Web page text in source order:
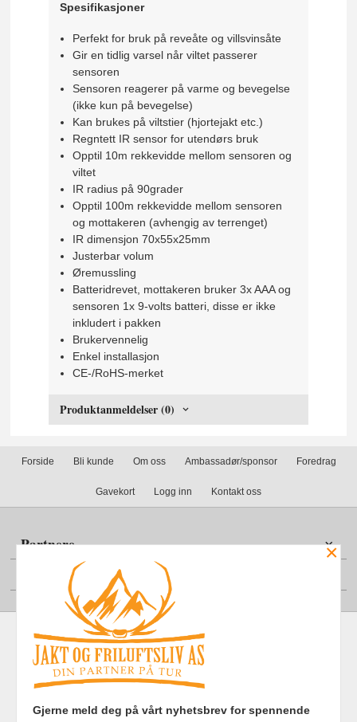
Spesifikasjoner
Perfekt for bruk på reveåte og villsvinsåte
Gir en tidlig varsel når viltet passerer
sensoren
Sensoren reagerer på varme og bevegelse
(ikke kun på bevegelse)
Kan brukes på viltstier (hjortejakt etc.)
Regntett IR sensor for utendørs bruk
Opptil 10m rekkevidde mellom sensoren og
viltet
IR radius på 90grader
Opptil 100m rekkevidde mellom sensoren
og mottakeren (avhengig av terrenget)
IR dimensjon 70x55x25mm
Justerbar volum
Øremussling
Batteridrevet, mottakeren bruker 3x AAA og
sensoren 1x 9-volts batteri, disse er ikke
inkludert i pakken
Brukervennelig
Enkel installasjon
CE-/RoHS-merket
Produktanmeldelser (0)
Forside Bli kunde Om oss Ambassadør/sponsor Foredrag
Gavekort Logg inn Kontakt oss
Partnere
Din konto
Frakt Kjøpsbetingelser Sikkerhet og personvern
Nyhetsbrev
×
Gjerne meld deg på vårt nyhetsbrev for spennende